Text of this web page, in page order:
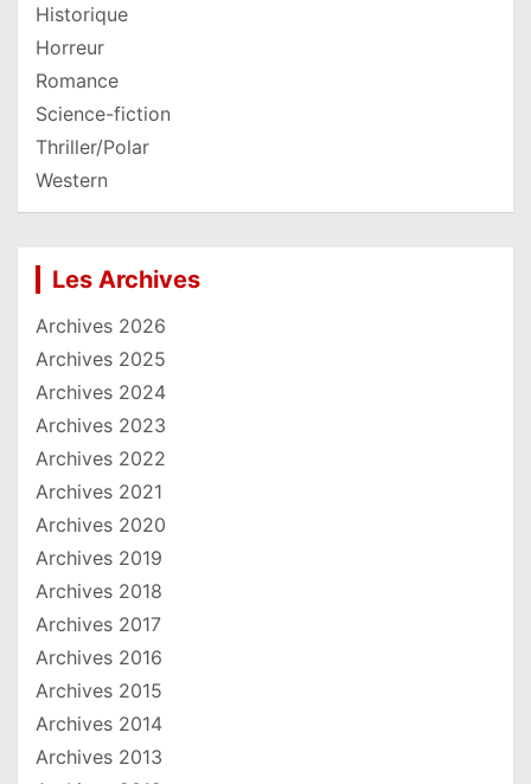
Historique
Horreur
Romance
Science-fiction
Thriller/Polar
Western
Les Archives
Archives 2026
Archives 2025
Archives 2024
Archives 2023
Archives 2022
Archives 2021
Archives 2020
Archives 2019
Archives 2018
Archives 2017
Archives 2016
Archives 2015
Archives 2014
Archives 2013